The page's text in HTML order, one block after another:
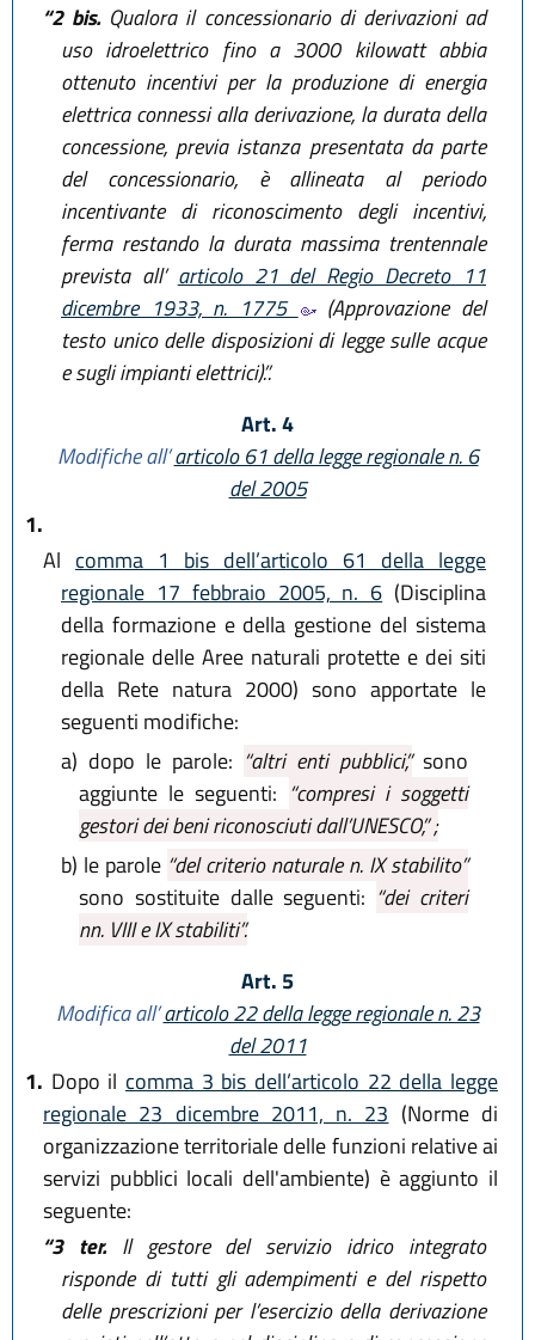
“2 bis.Qualora il concessionario di derivazioni ad
uso idroelettrico fino a 3000 kilowatt abbia
ottenuto incentivi per la produzione di energia
elettrica connessi alla derivazione, la durata della
concessione, previa istanza presentata da parte
del concessionario, è allineata al periodo
incentivante di riconoscimento degli incentivi,
ferma restando la durata massima trentennale
prevista all’ articolo 21 del Regio Decreto 11
dicembre 1933, n. 1775
(Approvazione del
testo unico delle disposizioni di legge sulle acque
e sugli impianti elettrici).”.
Art. 4
Modifiche all’articolo 61 della legge regionale n. 6
del 2005
1.
Al comma 1 bis dell’articolo 61 della legge
regionale 17 febbraio 2005, n. 6 (Disciplina
della formazione e della gestione del sistema
regionale delle Aree naturali protette e dei siti
della Rete natura 2000) sono apportate le
seguenti modifiche:
a) dopo le parole: “altri enti pubblici,”sono
aggiunte le seguenti: “compresi i soggetti
gestori dei beni riconosciuti dall’UNESCO,” ;
b) le parole “del criterio naturale n. IX stabilito”
sono sostituite dalle seguenti: “dei criteri
nn. VIII e IX stabiliti”.
Art. 5
Modifica all’articolo 22 della legge regionale n. 23
del 2011
1. Dopo il comma 3 bis dell’articolo 22 della legge
regionale 23 dicembre 2011, n. 23 (Norme di
organizzazione territoriale delle funzioni relative ai
servizi pubblici locali dell'ambiente) è aggiunto il
seguente:
“3 ter.Il gestore del servizio idrico integrato
risponde di tutti gli adempimenti e del rispetto
delle prescrizioni per l’esercizio della derivazione